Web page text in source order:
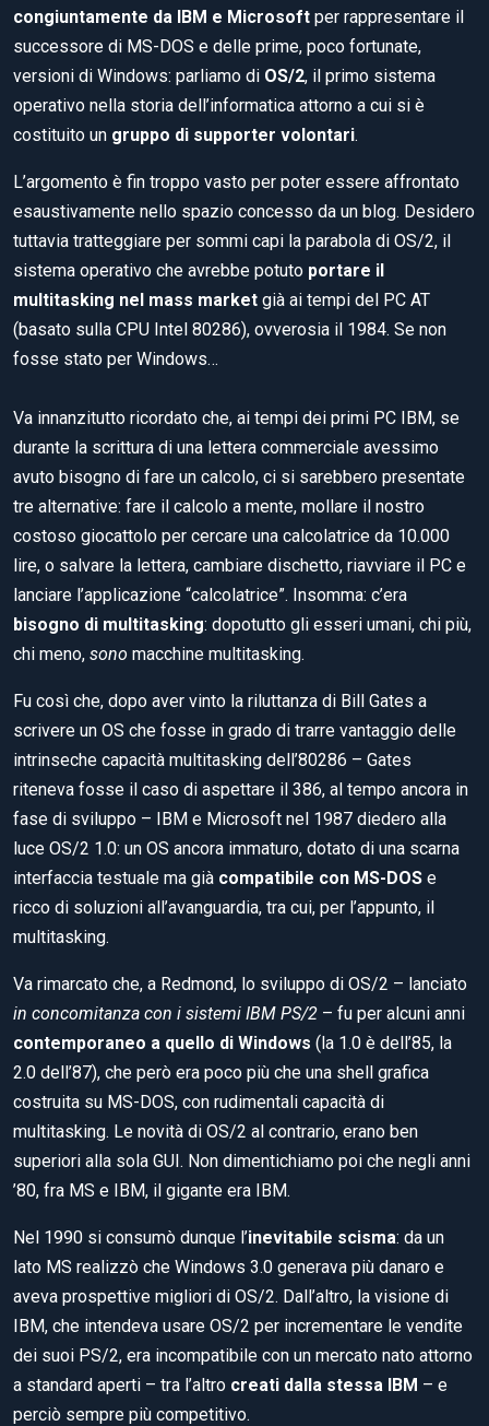
congiuntamente da IBM e Microsoft per rappresentare il
successore di MS-DOS e delle prime, poco fortunate,
versioni di Windows: parliamo di OS/2, il primo sistema
operativo nella storia dell’informatica attorno a cui si è
costituito un gruppo di supporter volontari.
L’argomento è fin troppo vasto per poter essere affrontato
esaustivamente nello spazio concesso da un blog. Desidero
tuttavia tratteggiare per sommi capi la parabola di OS/2, il
sistema operativo che avrebbe potuto portare il
multitasking nel mass market già ai tempi del PC AT
(basato sulla CPU Intel 80286), ovverosia il 1984. Se non
fosse stato per Windows…
Va innanzitutto ricordato che, ai tempi dei primi PC IBM, se
durante la scrittura di una lettera commerciale avessimo
avuto bisogno di fare un calcolo, ci si sarebbero presentate
tre alternative: fare il calcolo a mente, mollare il nostro
costoso giocattolo per cercare una calcolatrice da 10.000
lire, o salvare la lettera, cambiare dischetto, riavviare il PC e
lanciare l’applicazione “calcolatrice”. Insomma: c’era
bisogno di multitasking: dopotutto gli esseri umani, chi più,
chi meno, sono macchine multitasking.
Fu così che, dopo aver vinto la riluttanza di Bill Gates a
scrivere un OS che fosse in grado di trarre vantaggio delle
intrinseche capacità multitasking dell’80286 – Gates
riteneva fosse il caso di aspettare il 386, al tempo ancora in
fase di sviluppo – IBM e Microsoft nel 1987 diedero alla
luce OS/2 1.0: un OS ancora immaturo, dotato di una scarna
interfaccia testuale ma già compatibile con MS-DOS e
ricco di soluzioni all’avanguardia, tra cui, per l’appunto, il
multitasking.
Va rimarcato che, a Redmond, lo sviluppo di OS/2 – lanciato
in concomitanza con i sistemi IBM PS/2 – fu per alcuni anni
contemporaneo a quello di Windows (la 1.0 è dell’85, la
2.0 dell’87), che però era poco più che una shell grafica
costruita su MS-DOS, con rudimentali capacità di
multitasking. Le novità di OS/2 al contrario, erano ben
superiori alla sola GUI. Non dimentichiamo poi che negli anni
’80, fra MS e IBM, il gigante era IBM.
Nel 1990 si consumò dunque l’inevitabile scisma: da un
lato MS realizzò che Windows 3.0 generava più danaro e
aveva prospettive migliori di OS/2. Dall’altro, la visione di
IBM, che intendeva usare OS/2 per incrementare le vendite
dei suoi PS/2, era incompatibile con un mercato nato attorno
a standard aperti – tra l’altro creati dalla stessa IBM – e
perciò sempre più competitivo.